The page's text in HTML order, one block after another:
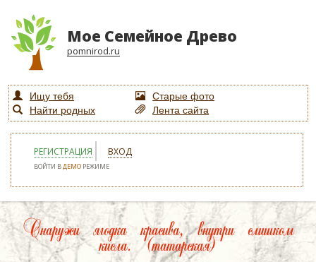
Мое Семейное Древо
pomnirod.ru
Ищу тебя
Старые фото
Найти родных
Лента сайта
РЕГИСТРАЦИЯ ВХОД
ВОЙТИ ВДЕМО РЕЖИМЕ
Снаружи ягодка красива, внутри слишком
кисла. (татарская)